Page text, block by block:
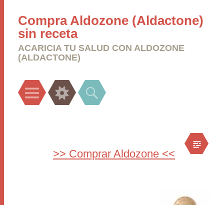
Compra Aldozone (Aldactone)
sin receta
ACARICIA TU SALUD CON ALDOZONE
(ALDACTONE)
Menu Widgets Search
>> Comprar Aldozone <<